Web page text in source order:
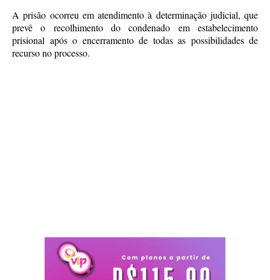
A prisão ocorreu em atendimento à determinação judicial, que
prevê o recolhimento do condenado em estabelecimento
prisional após o encerramento de todas as possibilidades de
recurso no processo.